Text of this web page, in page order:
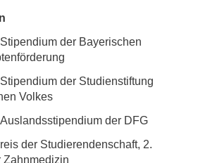
Stipendium der Bayerischen
Stipendium der Studienstiftung
Volkes
Auslandsstipendium der DFG
der Studierendenschaft, 2.
Zahnmedizin